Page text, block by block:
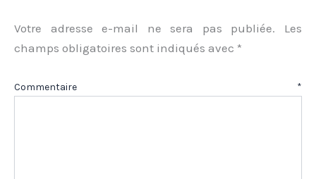
Votre adresse e-mail ne sera pas publiée.
Les
champs obligatoires sont indiqués avec *
Commentaire *